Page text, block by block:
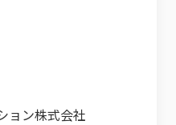
ョン株式会社